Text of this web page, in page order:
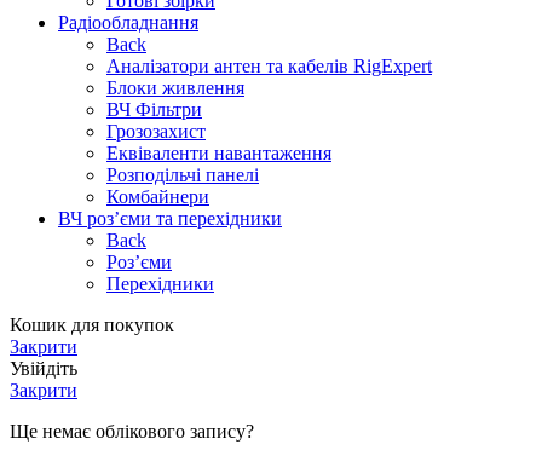
Радіообладнання
Back
Аналізатори антен та кабелів RigExpert
Блоки живлення
ВЧ Фільтри
Грозозахист
Еквіваленти навантаження
Розподільчі панелі
Комбайнери
ВЧ роз’єми та перехідники
Back
Роз’єми
Перехідники
Кошик для покупок
Закрити
Увійдіть
Закрити
Ще немає облікового запису?